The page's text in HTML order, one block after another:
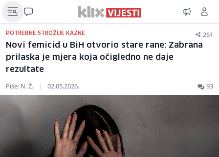
POTREBNE STROŽIJE KAZNE 261
Novi femicid u BiH otvorio stare rane: Zabrana
prilaska je mjera koja očigledno ne daje
rezultate
Piše: N. Ž. | 02.05.2026. 93